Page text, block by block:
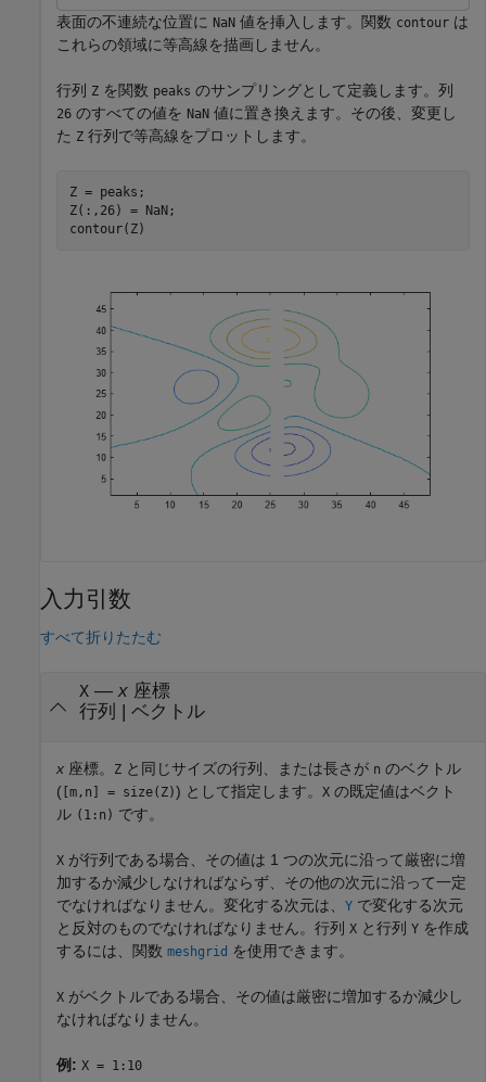
表面の不連続な位置に NaN 値を挿入します。関数 contour は
これらの領域に等高線を描画しません。
行列 Z を関数 peaks のサンプリングとして定義します。列
26 のすべての値を NaN 値に置き換えます。その後、変更し
た Z 行列で等高線をプロットします。
Z = peaks;
Z(:,26) = NaN;
contour(Z)
入力引数
すべて折りたたむ
X—x座標
行列 | ベクトル
x 座標。 Z と同じサイズの行列、または長さが n のベクトル
( [m,n] = size(Z)) として指定します。 X の既定値はベクト
ル (1:n) です。
X が行列である場合、その値は 1 つの次元に沿って厳密に増
加するか減少しなければならず、その他の次元に沿って一定
でなければなりません。変化する次元は、 Y で変化する次元
と反対のものでなければなりません。行列 X と行列 Y を作成
するには、関数 meshgrid を使用できます。
X がベクトルである場合、その値は厳密に増加するか減少し
なければなりません。
例: X = 1:10